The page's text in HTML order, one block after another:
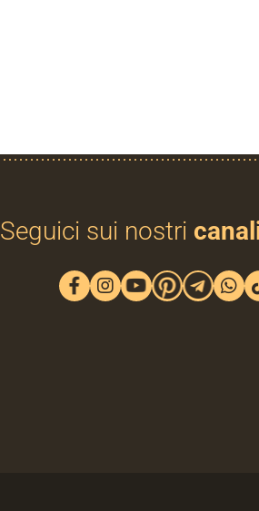
Seguici sui nostri